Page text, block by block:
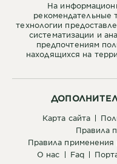
карта сайта
правила
правила
о нас
faq
На
рекомендательные
технологии
систематизации и
предпочтениям
находящихся на